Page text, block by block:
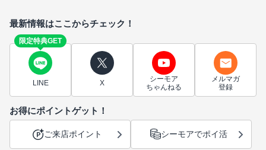
最新情報はここからチェック！
限定特典GET
LINE X
シーモア
ちゃんねる
メルマガ
登録
お得にポイントゲット！
ご来店ポイント シーモアでポイ活